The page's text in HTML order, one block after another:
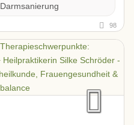
Darmsanierung
98